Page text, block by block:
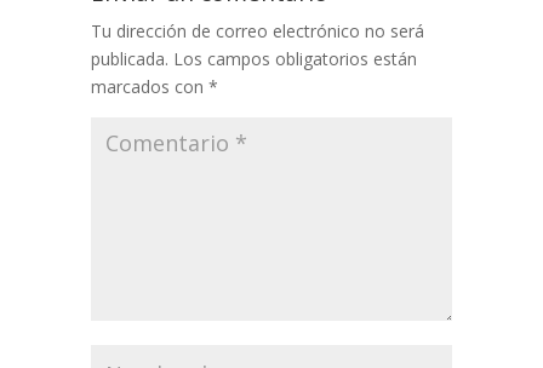
Tu dirección de correo electrónico no será
publicada. Los campos obligatorios están
marcados con *